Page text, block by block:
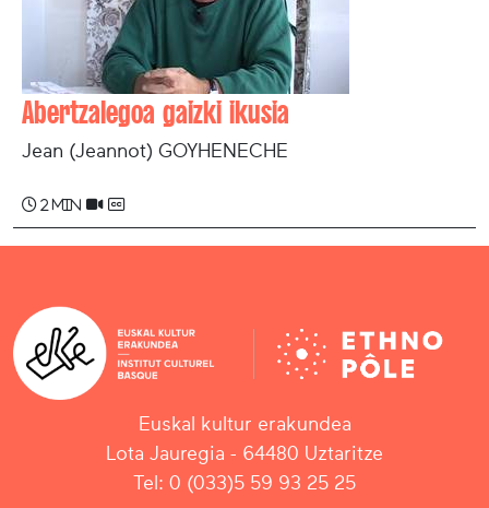
Abertzalegoa gaizki ikusia
Jean (Jeannot) GOYHENECHE
2 min
Euskal kultur erakundea
Lota Jauregia - 64480 Uztaritze
Tel: 0 (033)5 59 93 25 25